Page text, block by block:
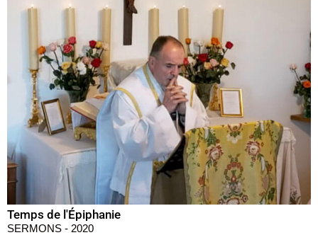
Temps de l'Épiphanie
SERMONS - 2020